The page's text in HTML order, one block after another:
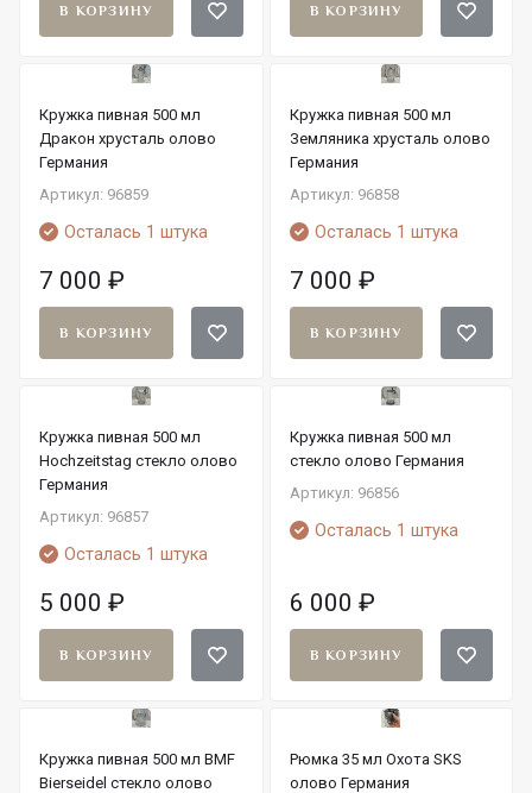
В КОРЗИНУ В КОРЗИНУ
Кружка пивная 500 мл
Дракон хрусталь олово
Германия
Артикул: 96859
Осталась 1 штука
7 000 ₽
В КОРЗИНУ
Кружка пивная 500 мл
Земляника хрусталь олово
Германия
Артикул: 96858
Осталась 1 штука
7 000 ₽
В КОРЗИНУ
Кружка пивная 500 мл
Hochzeitstag стекло олово
Германия
Артикул: 96857
Осталась 1 штука
5 000 ₽
В КОРЗИНУ
Кружка пивная 500 мл
стекло олово Германия
Артикул: 96856
Осталась 1 штука
6 000 ₽
В КОРЗИНУ
Кружка пивная 500 мл BMF
Bierseidel стекло олово
Рюмка 35 мл Охота SKS
олово Германия